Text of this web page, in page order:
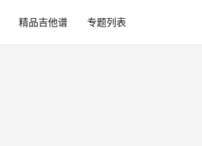
精品吉他谱 专题列表